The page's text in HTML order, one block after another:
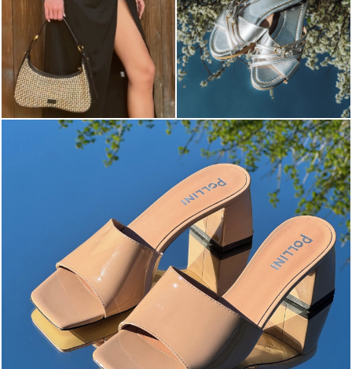
The most-wanted mules and sandals are now on sale. ...